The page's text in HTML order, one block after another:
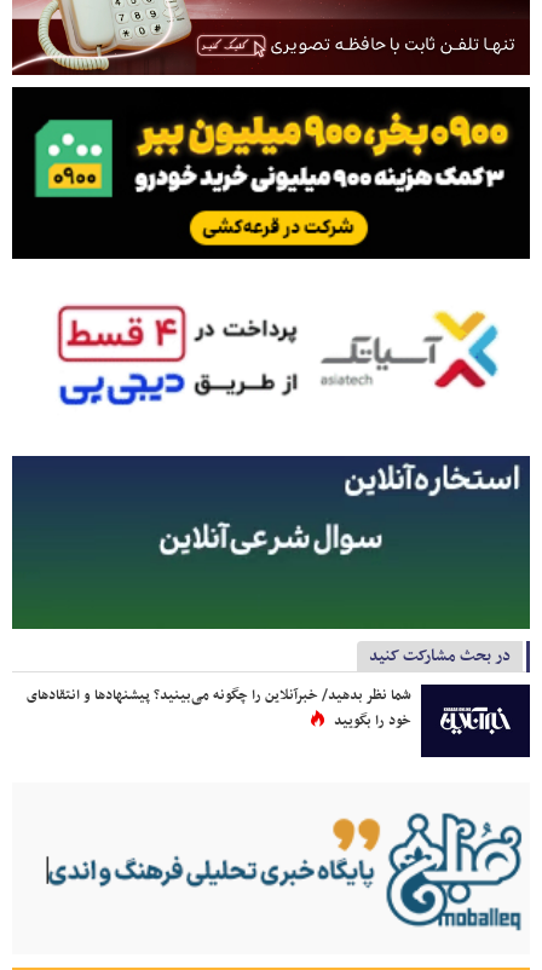
در بحث مشارکت کنید
شما نظر بدهید/ خبرآنلاین را چگونه می‌بینید؟ پیشنهادها و انتقادهای
خود را بگویید